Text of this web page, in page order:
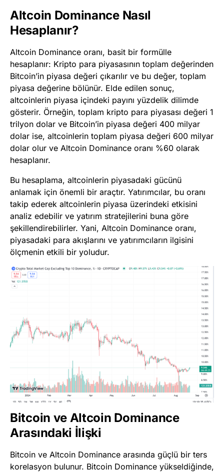
Altcoin Dominance Nasıl
Hesaplanır?
Altcoin Dominance oranı, basit bir formülle
hesaplanır: Kripto para piyasasının toplam değerinden
Bitcoin’in piyasa değeri çıkarılır ve bu değer, toplam
piyasa değerine bölünür. Elde edilen sonuç,
altcoinlerin piyasa içindeki payını yüzdelik dilimde
gösterir. Örneğin, toplam kripto para piyasası değeri 1
trilyon dolar ve Bitcoin’in piyasa değeri 400 milyar
dolar ise, altcoinlerin toplam piyasa değeri 600 milyar
dolar olur ve Altcoin Dominance oranı %60 olarak
hesaplanır.
Bu hesaplama, altcoinlerin piyasadaki gücünü
anlamak için önemli bir araçtır. Yatırımcılar, bu oranı
takip ederek altcoinlerin piyasa üzerindeki etkisini
analiz edebilir ve yatırım stratejilerini buna göre
şekillendirebilirler. Yani, Altcoin Dominance oranı,
piyasadaki para akışlarını ve yatırımcıların ilgisini
ölçmenin etkili bir yoludur.
Bitcoin ve Altcoin Dominance
Arasındaki İlişki
Bitcoin ve Altcoin Dominance arasında güçlü bir ters
korelasyon bulunur. Bitcoin Dominance yükseldiğinde,